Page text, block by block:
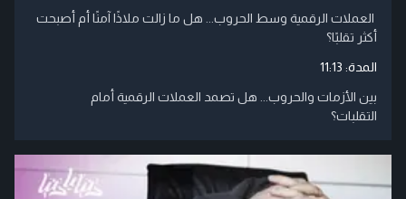
العملات الرقمية وسط الحروب... هل ما زالت ملاذًا آمنًا أم أصبحت
أكثر تقلبًا؟
المدة: 11:13
بين الأزمات والحروب... هل تصمد العملات الرقمية أمام
التقلبات؟